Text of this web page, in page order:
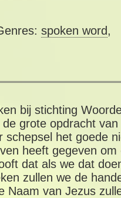
spoken word,
bij stichting
grote opdracht
schepsel het goede
heeft gegeven
dat als we dat
zullen we de
Naam van Jezus